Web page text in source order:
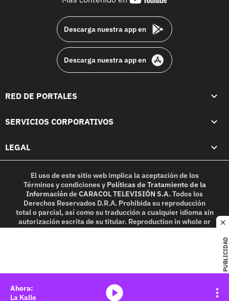
PUBLICIDAD
Descarga nuestra app en
Descarga nuestra app en
RED DE PORTALES
SERVICIOS CORPORATIVOS
LEGAL
El uso de este sitio web implica la aceptación de los
Términos y condicionesy Políticas de Tratamiento de la
InformacióndeCARACOL TELEVISIÓN S.A.Todos los
Derechos Reservados D.R.A. Prohibida su reproducción
total o parcial, así como su traducción a cualquier idioma sin
autorización escrita de su titular. Reproduction in whole or
in part, or translation without written permission is
La Kalle